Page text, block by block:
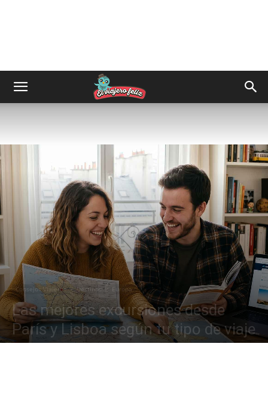
Consejos Viajeros Destinos Europa
Las mejores excursiones desde
París y Lisboa según tu tipo de viaje